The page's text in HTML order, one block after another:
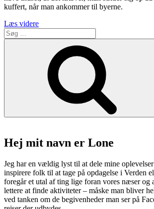
kuffert, når man ankommer til byerne.
Læs videre“Portugal
Lovely
Lissabon
Pragtfulde
Porto”
Søg
efter:
Hej mit navn er Lone
Jeg har en vældig lyst til at dele mine
inspirere folk til at tage på opdagelse i Verden
foregår et utal af ting lige foran vores næser og
lettere at finde aktiviteter – måske man bliver
ved tanken om de begivenheder man ser på